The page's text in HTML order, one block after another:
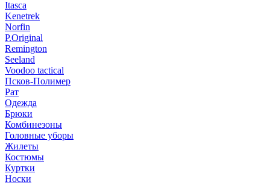
Itasca
Kenetrek
Norfin
P.Original
Remington
Seeland
Voodoo tactical
Псков-Полимер
Рат
Одежда
Брюки
Комбинезоны
Головные уборы
Жилеты
Костюмы
Куртки
Носки